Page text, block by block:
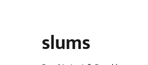
slums